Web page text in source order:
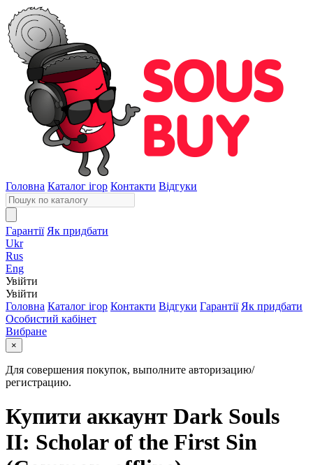
Головна Каталог ігор Контакти Відгуки
Гарантії Як придбати
Ukr
Rus
Eng
Увійти
Увійти
Головна Каталог ігор Контакти Відгуки Гарантії Як придбати
Особистий кабінет
Вибране
×
Для совершения покупок, выполните авторизацию/
регистрацию.
Купити аккаунт Dark Souls
II: Scholar of the First Sin